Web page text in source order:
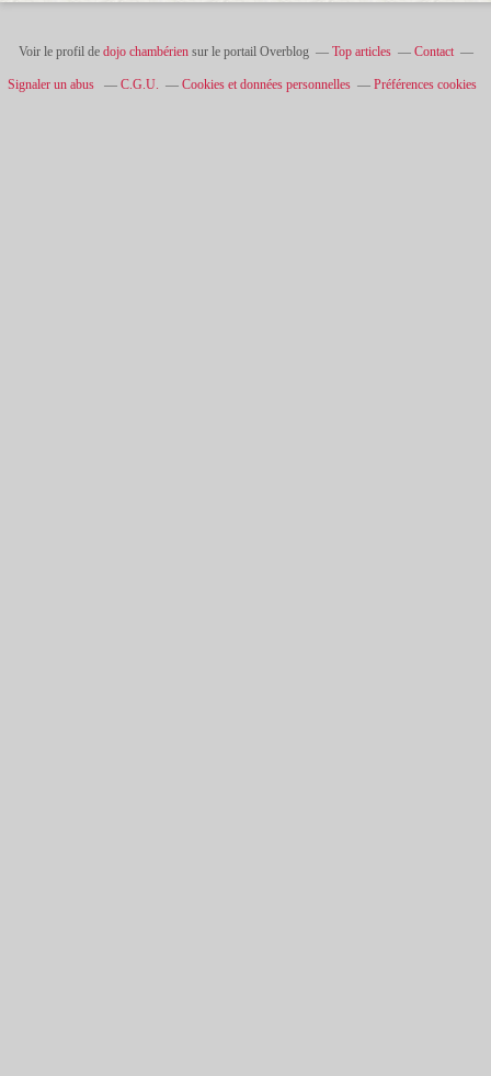
Voir le profil de dojo chambériensur le portail Overblog Top articles Contact
Signaler un abus C.G.U. Cookies et données personnelles Préférences cookies